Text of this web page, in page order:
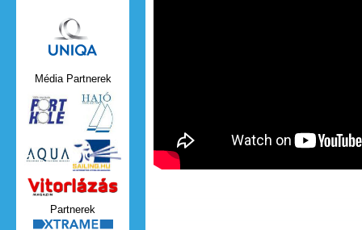
Uniqa.png
Média Partnerek
Vitorlazas_magazin.jpg
Partnerek